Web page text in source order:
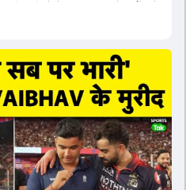
खिलाड़ियों से ज्यादा रहा। पूरे टूर्नामेंट में
से ज्यादा का स्कोर बनाया, जो एक
का खिताब जीता। इसके अलावा पंजाब
का पीछा करने वाली टीमों की सफलता